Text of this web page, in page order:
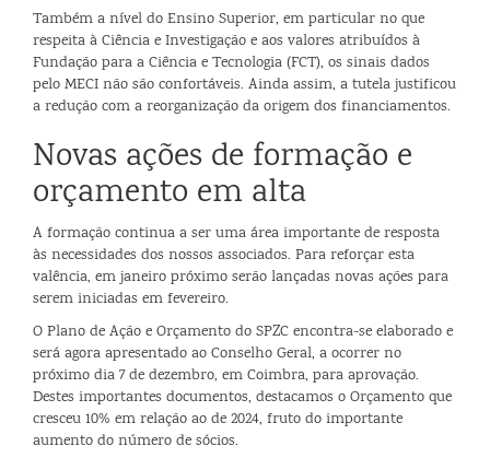
Também a nível do Ensino Superior, em particular no que
respeita à Ciência e Investigação e aos valores atribuídos à
Fundação para a Ciência e Tecnologia (FCT), os sinais dados
pelo MECI não são confortáveis. Ainda assim, a tutela justificou
a redução com a reorganização da origem dos financiamentos.
Novas ações de formação e
orçamento em alta
A formação continua a ser uma área importante de resposta
às necessidades dos nossos associados. Para reforçar esta
valência, em janeiro próximo serão lançadas novas ações para
serem iniciadas em fevereiro.
O Plano de Ação e Orçamento do SPZC encontra-se elaborado e
será agora apresentado ao Conselho Geral, a ocorrer no
próximo dia 7 de dezembro, em Coimbra, para aprovação.
Destes importantes documentos, destacamos o Orçamento que
cresceu 10% em relação ao de 2024, fruto do importante
aumento do número de sócios.